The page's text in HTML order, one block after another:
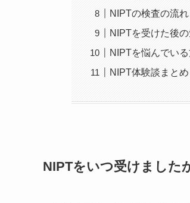
NIPTの検査の流
NIPTを受けた後
NIPTを悩んでい
NIPT体験談まとめ
NIPTをいつ受けました